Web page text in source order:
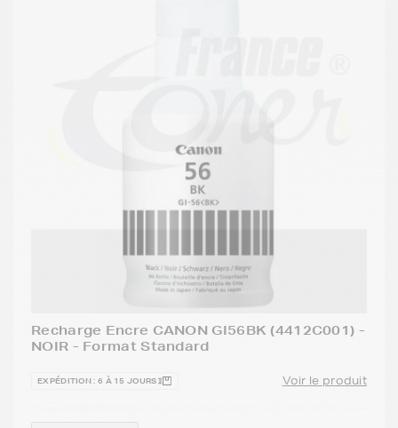
Recharge Encre CANON GI56BK (4412C001) -
NOIR - Format Standard
EXPÉDITION : 6 À 15 JOURS Voir le produit